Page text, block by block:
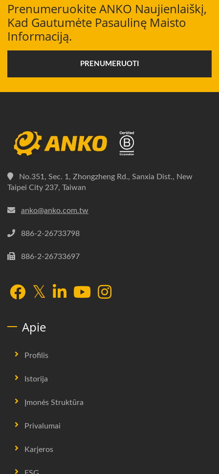
Prenumeruokite ANKO Naujienlaiškį,
Kad Gautumėte Pasaulinę Maisto
Informaciją.
PRENUMERUOTI
No.351, Sec. 1, Zhongzheng Rd., Sanxia Dist., New
Taipei City 237, Taiwan
anko@anko.com.tw
886-2-26733798
886-2-26733697
Apie
Profilis
Istorija
Įmonės Struktūra
Privalumai
Karjeros